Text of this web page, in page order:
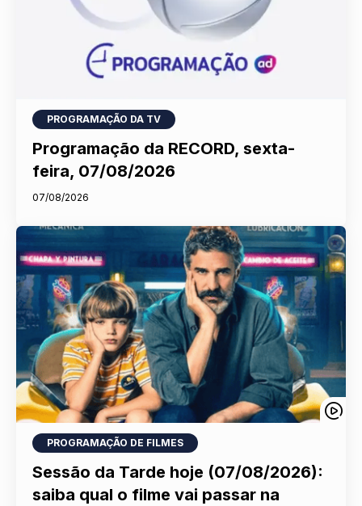
PROGRAMAÇÃO DA TV
Programação da RECORD, sexta-
feira, 07/08/2026
07/08/2026
PROGRAMAÇÃO DE FILMES
Sessão da Tarde hoje (07/08/2026):
saiba qual o filme vai passar na